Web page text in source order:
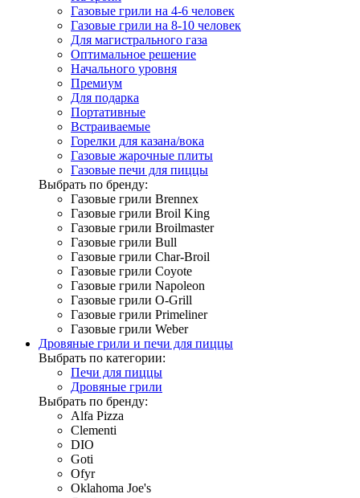
Газовые грили на 4-6 человек
Газовые грили на 8-10 человек
Для магистрального газа
Оптимальное решение
Начального уровня
Премиум
Для подарка
Портативные
Встраиваемые
Горелки для казана/вока
Газовые жарочные плиты
Газовые печи для пиццы
Выбрать по бренду:
Газовые грили Brennex
Газовые грили Broil King
Газовые грили Broilmaster
Газовые грили Bull
Газовые грили Char-Broil
Газовые грили Coyote
Газовые грили Napoleon
Газовые грили O-Grill
Газовые грили Primeliner
Газовые грили Weber
Дровяные грили и печи для пиццы
Выбрать по категории:
Печи для пиццы
Дровяные грили
Выбрать по бренду:
Alfa Pizza
Clementi
DIO
Goti
Ofyr
Oklahoma Joe's